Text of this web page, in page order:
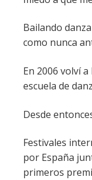
Bailando
como nunca
En 2006 volví
escuela de
Desde
Festivales
por España
primeros